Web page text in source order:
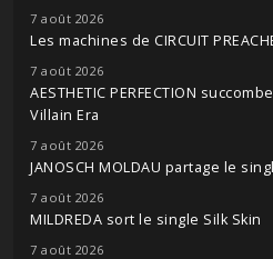
7 août 2026
Les machines de CIRCUIT
7 août 2026
AESTHETIC PERFECTION
Villain Era
7 août 2026
JANOSCH MOLDAU partage le
7 août 2026
MILDREDA sort le single Silk Skin
7 août 2026